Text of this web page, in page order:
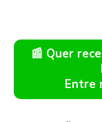
📰 Quer
Entre